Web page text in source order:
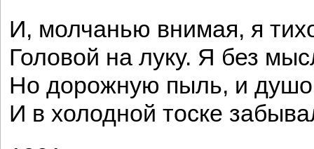
И, молчанью внимая, я
Головой на луку. Я без
Но дорожную пыль, и
И в холодной тоске